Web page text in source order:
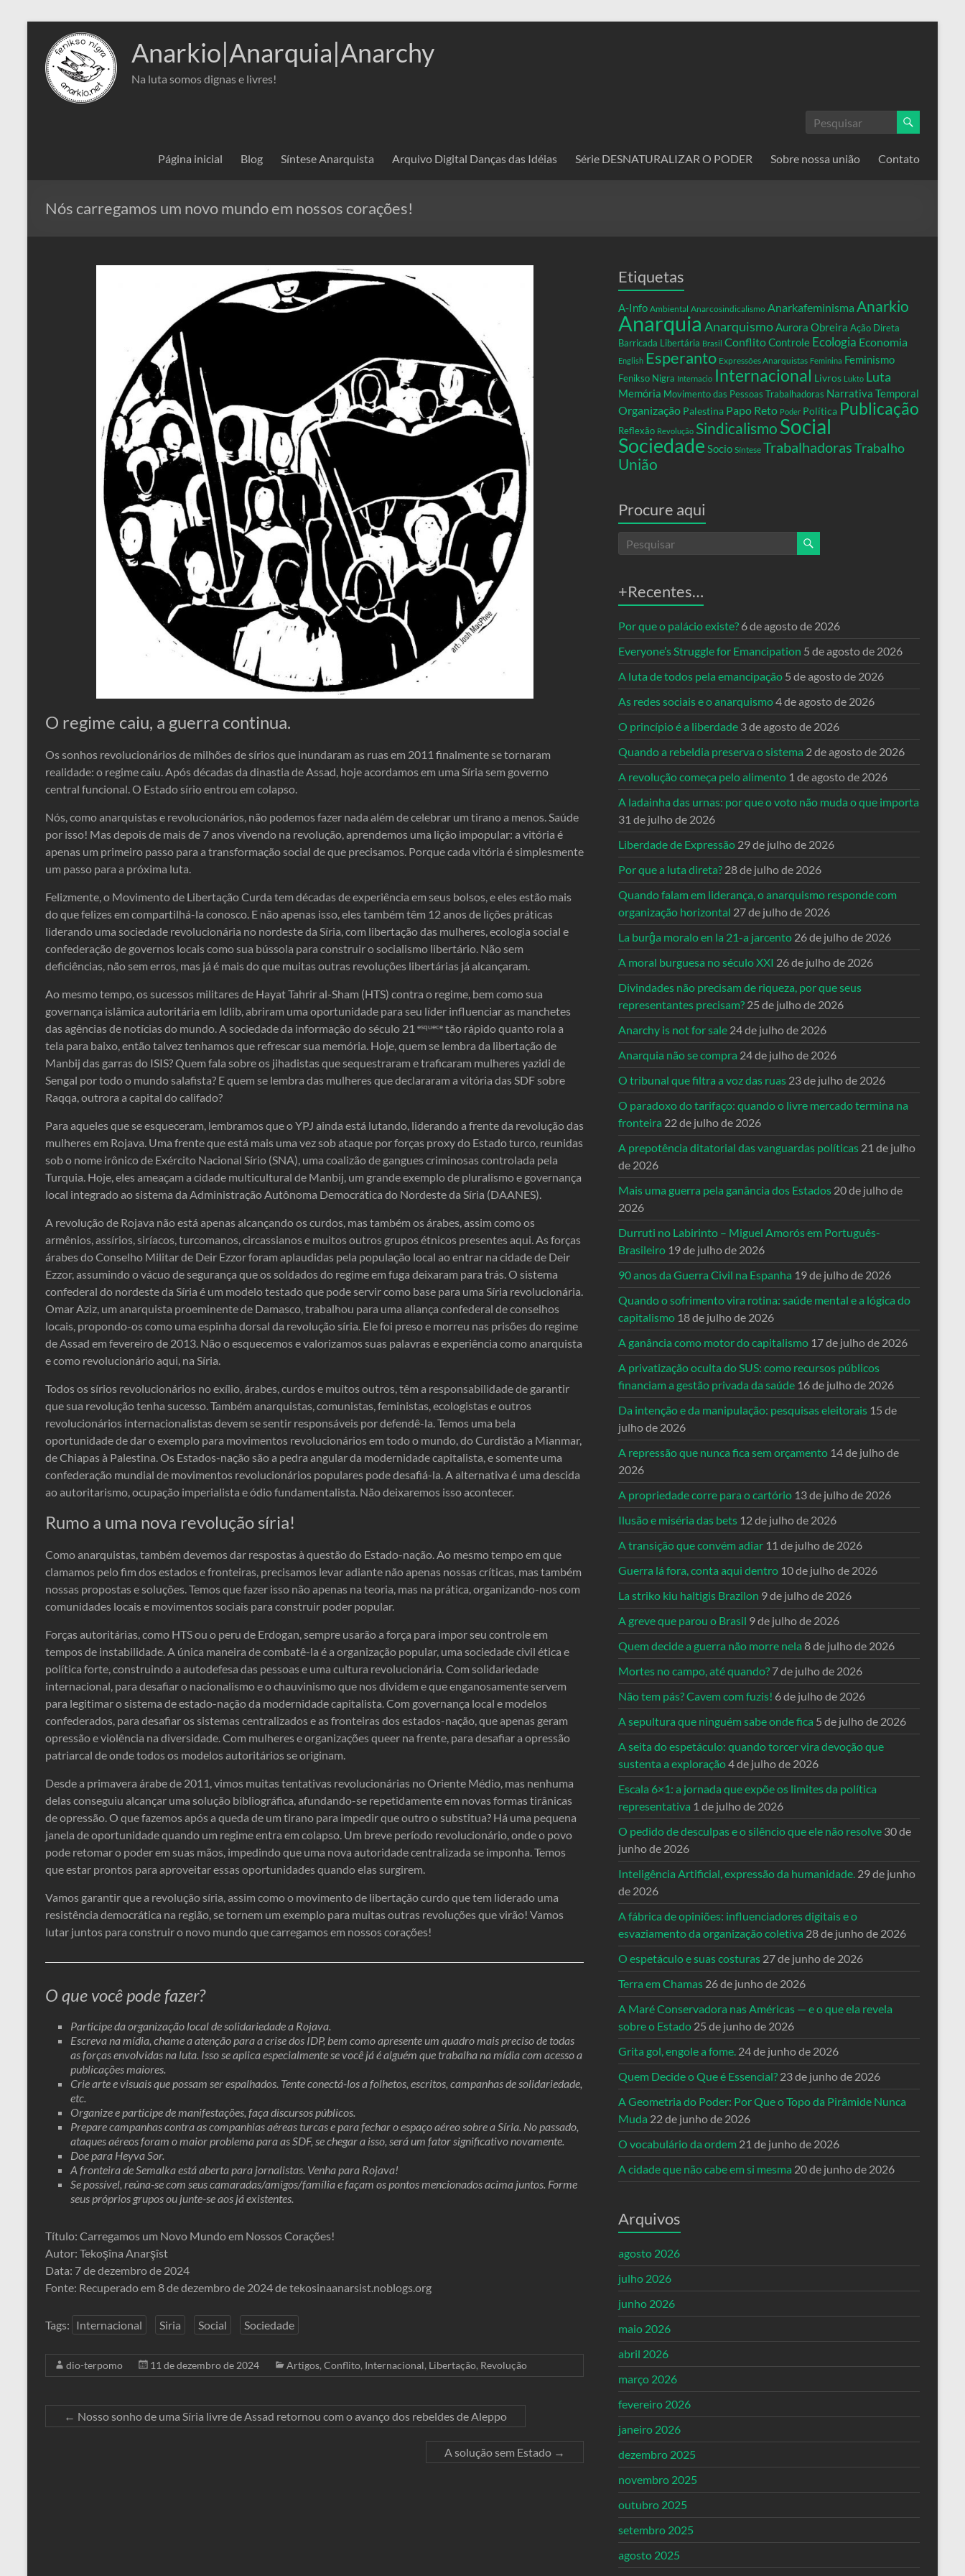
conteúdo
Anarkio|Anarquia|Anarchy
Na luta somos dignas e livres!
Página inicial Blog Síntese Anarquista Arquivo Digital Danças das Idéias Série DESNATURALIZAR O PODER Sobre nossa união Contato
Nós carregamos um novo mundo em nossos corações!
O regime caiu, a guerra continua.
Os sonhos revolucionários de milhões de sírios que inundaram as ruas em 2011 finalmente se tornaram
realidade: o regime caiu. Após décadas da dinastia de Assad, hoje acordamos em uma Síria sem governo
central funcional. O Estado sírio entrou em colapso.
Nós, como anarquistas e revolucionários, não podemos fazer nada além de celebrar um tirano a menos. Saúde
por isso! Mas depois de mais de 7 anos vivendo na revolução, aprendemos uma lição impopular: a vitória é
apenas um primeiro passo para a transformação social de que precisamos. Porque cada vitória é simplesmente
um passo para a próxima luta.
Felizmente, o Movimento de Libertação Curda tem décadas de experiência em seus bolsos, e eles estão mais
do que felizes em compartilhá-la conosco. E não apenas isso, eles também têm 12 anos de lições práticas
liderando uma sociedade revolucionária no nordeste da Síria, com libertação das mulheres, ecologia social e
confederação de governos locais como sua bússola para construir o socialismo libertário. Não sem
deficiências, não sem erros, mas já é mais do que muitas outras revoluções libertárias já alcançaram.
Ao mesmo tempo, os sucessos militares de Hayat Tahrir al-Sham (HTS) contra o regime, bem como sua
governança islâmica autoritária em Idlib, abriram uma oportunidade para seu líder influenciar as manchetes
das agências de notícias do mundo. A sociedade da informação do século 21 esquece tão rápido quanto rola a
tela para baixo, então talvez tenhamos que refrescar sua memória. Hoje, quem se lembra da libertação de
Manbij das garras do ISIS? Quem fala sobre os jihadistas que sequestraram e traficaram mulheres yazidi de
Sengal por todo o mundo salafista? E quem se lembra das mulheres que declararam a vitória das SDF sobre
Raqqa, outrora a capital do califado?
Para aqueles que se esqueceram, lembramos que o YPJ ainda está lutando, liderando a frente da revolução das
mulheres em Rojava. Uma frente que está mais uma vez sob ataque por forças proxy do Estado turco, reunidas
sob o nome irônico de Exército Nacional Sírio (SNA), uma coalizão de gangues criminosas controlada pela
Turquia. Hoje, eles ameaçam a cidade multicultural de Manbij, um grande exemplo de pluralismo e governança
local integrado ao sistema da Administração Autônoma Democrática do Nordeste da Síria (DAANES).
A revolução de Rojava não está apenas alcançando os curdos, mas também os árabes, assim como os
armênios, assírios, siríacos, turcomanos, circassianos e muitos outros grupos étnicos presentes aqui. As forças
árabes do Conselho Militar de Deir Ezzor foram aplaudidas pela população local ao entrar na cidade de Deir
Ezzor, assumindo o vácuo de segurança que os soldados do regime em fuga deixaram para trás. O sistema
confederal do nordeste da Síria é um modelo testado que pode servir como base para uma Síria revolucionária.
Omar Aziz, um anarquista proeminente de Damasco, trabalhou para uma aliança confederal de conselhos
locais, propondo-os como uma espinha dorsal da revolução síria. Ele foi preso e morreu nas prisões do regime
de Assad em fevereiro de 2013. Não o esquecemos e valorizamos suas palavras e experiência como anarquista
e como revolucionário aqui, na Síria.
Todos os sírios revolucionários no exílio, árabes, curdos e muitos outros, têm a responsabilidade de garantir
que sua revolução tenha sucesso. Também anarquistas, comunistas, feministas, ecologistas e outros
revolucionários internacionalistas devem se sentir responsáveis ​​por defendê-la. Temos uma bela
oportunidade de dar o exemplo para movimentos revolucionários em todo o mundo, do Curdistão a Mianmar,
de Chiapas à Palestina. Os Estados-nação são a pedra angular da modernidade capitalista, e somente uma
confederação mundial de movimentos revolucionários populares pode desafiá-la. A alternativa é uma descida
ao autoritarismo, ocupação imperialista e ódio fundamentalista. Não deixaremos isso acontecer.
Rumo a uma nova revolução síria!
Como anarquistas, também devemos dar respostas à questão do Estado-nação. Ao mesmo tempo em que
clamamos pelo fim dos estados e fronteiras, precisamos levar adiante não apenas nossas críticas, mas também
nossas propostas e soluções. Temos que fazer isso não apenas na teoria, mas na prática, organizando-nos com
comunidades locais e movimentos sociais para construir poder popular.
Forças autoritárias, como HTS ou o peru de Erdogan, sempre usarão a força para impor seu controle em
tempos de instabilidade. A única maneira de combatê-la é a organização popular, uma sociedade civil ética e
política forte, construindo a autodefesa das pessoas e uma cultura revolucionária. Com solidariedade
internacional, para desafiar o nacionalismo e o chauvinismo que nos dividem e que enganosamente servem
para legitimar o sistema de estado-nação da modernidade capitalista. Com governança local e modelos
confederados, para desafiar os sistemas centralizados e as fronteiras dos estados-nação, que apenas geram
opressão e violência na diversidade. Com mulheres e organizações queer na frente, para desafiar a opressão
patriarcal de onde todos os modelos autoritários se originam.
Desde a primavera árabe de 2011, vimos muitas tentativas revolucionárias no Oriente Médio, mas nenhuma
delas conseguiu alcançar uma solução bibliográfica, afundando-se repetidamente em novas formas tirânicas
de opressão. O que fazemos após a queda de um tirano para impedir que outro o substitua? Há uma pequena
janela de oportunidade quando um regime entra em colapso. Um breve período revolucionário, onde o povo
pode retomar o poder em suas mãos, impedindo que uma nova autoridade centralizada se imponha. Temos
que estar prontos para aproveitar essas oportunidades quando elas surgirem.
Vamos garantir que a revolução síria, assim como o movimento de libertação curdo que tem liderado uma
resistência democrática na região, se tornem um exemplo para muitas outras revoluções que virão! Vamos
lutar juntos para construir o novo mundo que carregamos em nossos corações!
O que você pode fazer?
Participe da organização local de solidariedade a Rojava.
Escreva na mídia, chame a atenção para a crise dos IDP, bem como apresente um quadro mais preciso de todas
as forças envolvidas na luta. Isso se aplica especialmente se você já é alguém que trabalha na mídia com acesso a
publicações maiores.
Crie arte e visuais que possam ser espalhados. Tente conectá-los a folhetos, escritos, campanhas de solidariedade,
etc.
Organize e participe de manifestações, faça discursos públicos.
Prepare campanhas contra as companhias aéreas turcas e para fechar o espaço aéreo sobre a Síria. No passado,
ataques aéreos foram o maior problema para as SDF, se chegar a isso, será um fator significativo novamente.
Doe para Heyva Sor.
A fronteira de Semalka está aberta para jornalistas. Venha para Rojava!
Se possível, reúna-se com seus camaradas/amigos/família e façam os pontos mencionados acima juntos. Forme
seus próprios grupos ou junte-se aos já existentes.
Título: Carregamos um Novo Mundo em Nossos Corações!
Autor: Tekoşîna Anarşîst
Data: 7 de dezembro de 2024
Fonte: Recuperado em 8 de dezembro de 2024 de tekosinaanarsist.noblogs.org
Tags: Internacional Siria Social Sociedade
dio-terpomo 11 de dezembro de 2024 Artigos, Conflito, Internacional, Libertação, Revolução
← Nosso sonho de uma Síria livre de Assad retornou com o avanço dos rebeldes de Aleppo
A solução sem Estado →
Etiquetas
A-Info Ambiental Anarcosindicalismo Anarkafeminisma Anarkio
Anarquia AnarquismoAurora Obreira Ação Direta
Barricada Libertária Brasil ConflitoControle Ecologia Economia
English Esperanto Expressões Anarquistas Feminina Feminismo
Fenikso Nigra Internacio Internacional Livros Lukto Luta
Memória Movimento das Pessoas Trabalhadoras Narrativa Temporal
Organização Palestina Papo Reto Poder Política Publicação
Reflexão Revolução Sindicalismo Social
Sociedade Socio Síntese TrabalhadorasTrabalho
União
Procure aqui
+Recentes…
Por que o palácio existe? 6 de agosto de 2026
Everyone’s Struggle for Emancipation 5 de agosto de 2026
A luta de todos pela emancipação 5 de agosto de 2026
As redes sociais e o anarquismo4 de agosto de 2026
O princípio é a liberdade 3 de agosto de 2026
Quando a rebeldia preserva o sistema 2 de agosto de 2026
A revolução começa pelo alimento 1 de agosto de 2026
A ladainha das urnas: por que o voto não muda o que importa
31 de julho de 2026
Liberdade de Expressão 29 de julho de 2026
Por que a luta direta? 28 de julho de 2026
Quando falam em liderança, o anarquismo responde com
organização horizontal 27 de julho de 2026
La burĝa moralo en la 21-a jarcento 26 de julho de 2026
A moral burguesa no século XXI 26 de julho de 2026
Divindades não precisam de riqueza, por que seus
representantes precisam? 25 de julho de 2026
Anarchy is not for sale 24 de julho de 2026
Anarquia não se compra 24 de julho de 2026
O tribunal que filtra a voz das ruas 23 de julho de 2026
O paradoxo do tarifaço: quando o livre mercado termina na
fronteira 22 de julho de 2026
A prepotência ditatorial das vanguardas políticas 21 de julho
de 2026
Mais uma guerra pela ganância dos Estados 20 de julho de
2026
Durruti no Labirinto – Miguel Amorós em Português-
Brasileiro 19 de julho de 2026
90 anos da Guerra Civil na Espanha 19 de julho de 2026
Quando o sofrimento vira rotina: saúde mental e a lógica do
capitalismo 18 de julho de 2026
A ganância como motor do capitalismo 17 de julho de 2026
A privatização oculta do SUS: como recursos públicos
financiam a gestão privada da saúde 16 de julho de 2026
Da intenção e da manipulação: pesquisas eleitorais 15 de
julho de 2026
A repressão que nunca fica sem orçamento 14 de julho de
2026
A propriedade corre para o cartório 13 de julho de 2026
Ilusão e miséria das bets 12 de julho de 2026
A transição que convém adiar 11 de julho de 2026
Guerra lá fora, conta aqui dentro 10 de julho de 2026
La striko kiu haltigis Brazilon 9 de julho de 2026
A greve que parou o Brasil 9 de julho de 2026
Quem decide a guerra não morre nela 8 de julho de 2026
Mortes no campo, até quando? 7 de julho de 2026
Não tem pás? Cavem com fuzis! 6 de julho de 2026
A sepultura que ninguém sabe onde fica 5 de julho de 2026
A seita do espetáculo: quando torcer vira devoção que
sustenta a exploração4 de julho de 2026
Escala 6×1: a jornada que expõe os limites da política
representativa 1 de julho de 2026
O pedido de desculpas e o silêncio que ele não resolve 30 de
junho de 2026
Inteligência Artificial, expressão da humanidade. 29 de junho
de 2026
A fábrica de opiniões: influenciadores digitais e o
esvaziamento da organização coletiva 28 de junho de 2026
O espetáculo e suas costuras 27 de junho de 2026
Terra em Chamas 26 de junho de 2026
A Maré Conservadora nas Américas — e o que ela revela
sobre o Estado 25 de junho de 2026
Grita gol, engole a fome. 24 de junho de 2026
Quem Decide o Que é Essencial? 23 de junho de 2026
A Geometria do Poder: Por Que o Topo da Pirâmide Nunca
Muda 22 de junho de 2026
O vocabulário da ordem 21 de junho de 2026
A cidade que não cabe em si mesma 20 de junho de 2026
Arquivos
agosto 2026
julho 2026
junho 2026
maio 2026
abril 2026
março 2026
fevereiro 2026
janeiro 2026
dezembro 2025
novembro 2025
outubro 2025
setembro 2025
agosto 2025